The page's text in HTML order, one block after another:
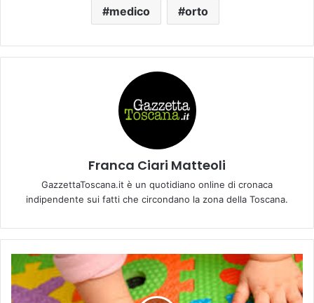
medico orto
Franca Ciari Matteoli
GazzettaToscana.it è un quotidiano online di cronaca
indipendente sui fatti che circondano la zona della Toscana.
u
t